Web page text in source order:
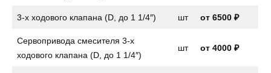
3-х ходового клапана (D, до 1 1/4″) шт от 6500 ₽
Сервопривода смесителя 3-х
ходового клапана (D, до 1 1/4″)
шт от 4000 ₽